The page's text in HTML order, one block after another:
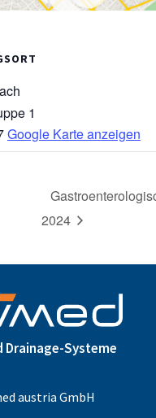
1
Google Karte anzeigen
2024
Drainage-Systeme
austria GmbH